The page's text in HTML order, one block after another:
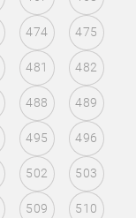
474 475
481 482
488 489
495 496
502 503
509 510